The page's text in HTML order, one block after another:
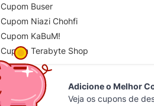
Cupom Buser
Cupom Niazi Chohfi
Cupom KaBuM!
Cupom Terabyte Shop
Adicione o Melhor
Veja os cupons de